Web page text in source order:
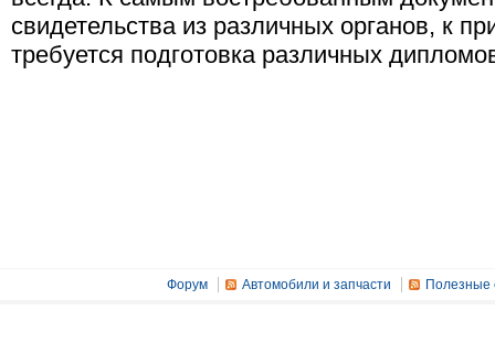
свидетельства из различных органов, к
требуется подготовка различных
Форум Автомобили и запчасти Полезные